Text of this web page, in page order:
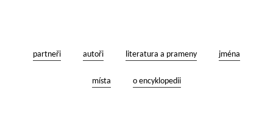
partneři autoři literatura a prameny jména
místa o encyklopedii